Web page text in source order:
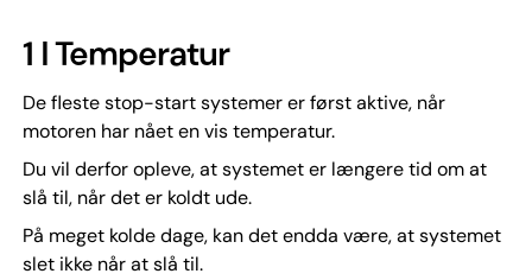
1 ǀ Temperatur
De fleste stop-start systemer er først aktive, når
motoren har nået en vis temperatur.
Du vil derfor opleve, at systemet er længere tid om at
slå til, når det er koldt ude.
På meget kolde dage, kan det endda være, at systemet
slet ikke når at slå til.